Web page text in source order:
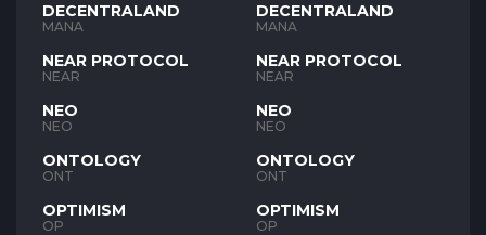
DECENTRALAND
MANA
NEAR PROTOCOL
NEAR
NEO
NEO
ONTOLOGY
ONT
OPTIMISM
OP
DECENTRALAND
MANA
NEAR PROTOCOL
NEAR
NEO
NEO
ONTOLOGY
ONT
OPTIMISM
OP